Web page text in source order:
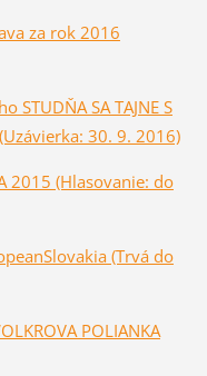
za rok 2016
o STUDŇA SA TAJNE S
30. 9. 2016)
2015 (Hlasovanie: do
(Trvá do
POLIANKA